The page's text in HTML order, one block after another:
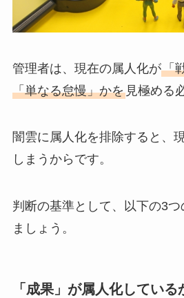
管理者は、現在の属人化が「
「単なる怠慢」かを見極める
闇雲に属人化を排除すると、
しまうからです。
判断の基準として、以下の3
ましょう。
「成果」が属人化してい